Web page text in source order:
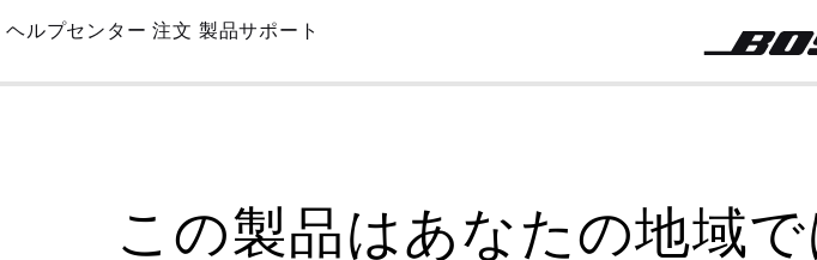
Skip
Main
ヘルプセンター 注文 製品サポート
この製品はあなたの地域